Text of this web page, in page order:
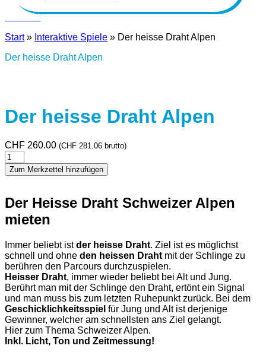
Kontakt
Start» Interaktive Spiele » Der heisse Draht Alpen
Der heisse Draht Alpen
Der heisse Draht Alpen
CHF 260.00 (CHF 281.06 brutto)
Der
heisse
Draht
Menge
Zum Merkzettel hinzufügen
Der Heisse Draht Schweizer Alpen
mieten
Immer beliebt istder heisse Draht. Ziel ist es möglichst
schnell und ohne den heissen Draht mit der Schlinge zu
berühren den Parcours durchzuspielen.
Heisser Draht, immer wieder beliebt bei Alt und Jung.
Berührt man mit der Schlinge den Draht, ertönt ein Signal
und man muss bis zum letzten Ruhepunkt zurück. Bei dem
Geschicklichkeitsspiel für Jung und Alt ist derjenige
Gewinner, welcher am schnellsten ans Ziel gelangt.
Hier zum Thema Schweizer Alpen.
Inkl. Licht, Ton und Zeitmessung!